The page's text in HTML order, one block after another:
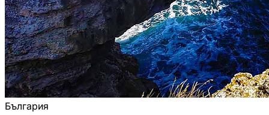
България